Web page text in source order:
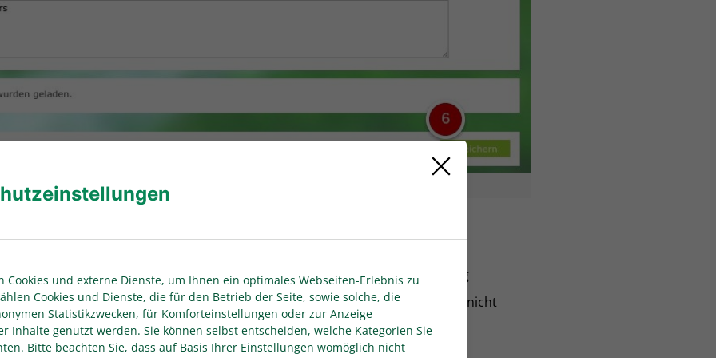
Verurteilung:Aktenzeichen des Verfahrens der neuerlichen Verurteilung
von Auflagenbzw. fehlendem Nachweisder Auflagenerfüllun
: Die nicht
“ Speichern”ist die Zuordnung eines Beschuldigten möglich.
Cookies und externe Dienste, um Ihnen ein optimales Webseiten-Erlebnis zu
Cookies und Dienste, die für den Betrieb der Seite, sowie solche, die
Statistikzwecken, für Komforteinstellungen oder zur Anzeige
Inhalte genutzt werden. Sie können selbst entscheiden, welche Kategorien Sie
Bitte beachten Sie, dass auf Basis Ihrer Einstellungen womöglich nicht